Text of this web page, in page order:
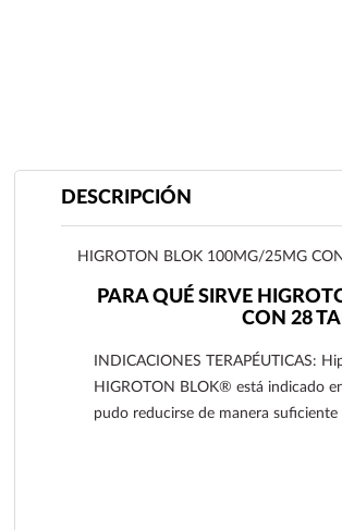
DESCRIPCIÓN
HIGROTON BLOK 100MG/25MG
PARA QUÉ SIRVE
CON 28
INDICACIONES TERAPÉUTICAS:
HIGROTON BLOK® está indicado
pudo reducirse de manera